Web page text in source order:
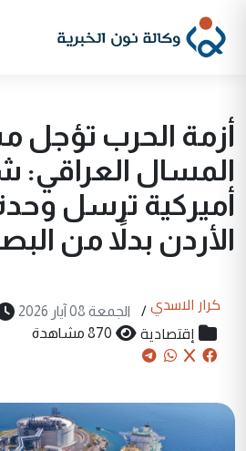
أزمة الحرب تؤجل
المسال العراقي:
أميركية ترسل
الأردن بدلاً من
كرار الاسدي / الجمعة 08 آيار 2026
إقتصادية 870 مشاهدة